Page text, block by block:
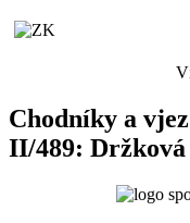
Chodníky a
II/489: Držková